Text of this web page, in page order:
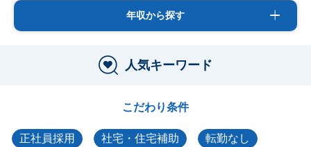
年収から探す
人気キーワード
こだわり条件
正社員採用 社宅・住宅補助 転勤なし